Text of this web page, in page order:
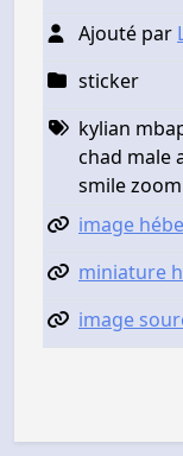
Ajouté par
sticker
kylian
chad male
smile
image
miniature
image